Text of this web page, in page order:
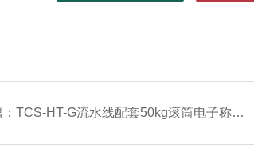
：TCS-HT-G流水线配套50kg滚筒电子称 100kg上下限报警滚轮台秤 检重辊筒秤